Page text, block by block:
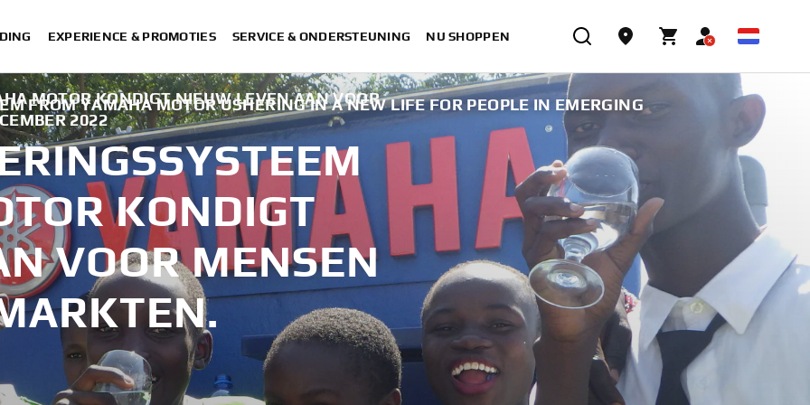
EXPERIENCE & PROMOTIES SERVICE & ONDERSTEUNING NU SHOPPEN
FROM YAMAHA MOTOR USHERING IN A NEW LIFE FOR PEOPLE IN EMERGING
MOTOR KONDIGT NIEUW LEVEN AAN VOOR
2022
KONDIGT
VOOR MENSEN